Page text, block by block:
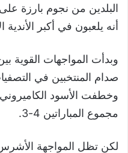
البلدين من نجوم بارزة
أنه يلعبون في أكبر الأندية
وبدأت المواجهات القوية
صدام المنتخبين في
وخطفت الأسود
مجموع المباراتين 4-3.